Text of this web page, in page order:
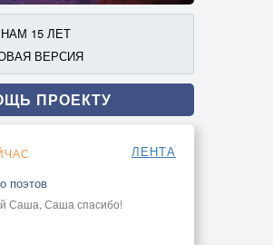
15 ЛЕТ
ВЕРСИЯ
ПРОЕКТУ
ЛЕНТА
поэтов
Саша, Саша спасибо!